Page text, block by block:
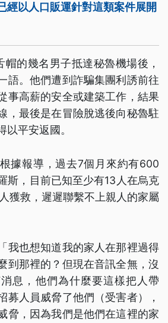
經以人口販運針對這類案件展開
帽的幾名男子抵達秘魯機場後，
語。他們遭到詐騙集團利誘前往
事高薪的安全或建築工作，結果
，最後是在冒險脫逃後向秘魯駐
平安返國。
據報導，過去7個月來約有600
斯，目前已知至少有13人在烏克
獲救，遲遲聯繫不上親人的家屬
我也想知道我的家人在那裡過得
到那裡的？但現在音訊全無，沒
息，他們為什麼要這樣把人帶
募人員威脅了他們（受害者），
脅，因為我們是他們在這裡的家